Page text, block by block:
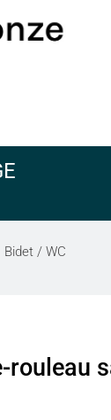
Bidet / WC
rouleau